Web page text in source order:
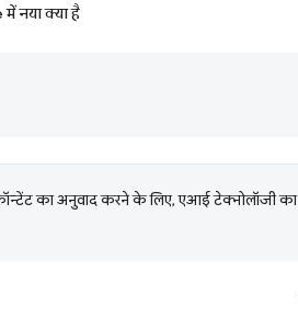
नया क्या है
का अनुवाद करने के लिए, एआई टेक्नोलॉजी का